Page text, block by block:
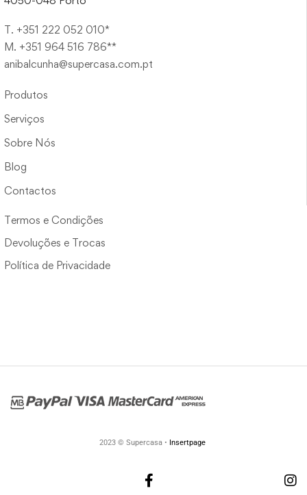
T. +351 222 052 010*
M. +351 964 516 786**
anibalcunha@supercasa.com.pt
Produtos
Serviços
Sobre Nós
Blog
Contactos
Termos e Condições
Devoluções e Trocas
Política de Privacidade
2023 © Supercasa • Insertpage